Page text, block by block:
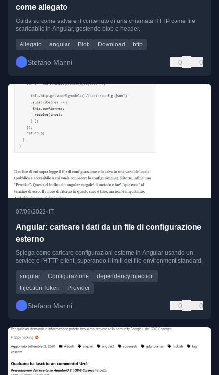
come allegato
Guida su come salvare il contenuto di una chiamata HTTP come file
scaricabile in Angular, gestendo blob e header.
Allegato angular Blob Download http
Stefano Manni 0 0
07/09/2022• IT
Angular: caricare i dati da un file di configurazione
esterno
Spiega come caricare configurazioni esterne in Angular usando un
service e l'HTTP client, superando i limiti dei file environment standard.
angular Configurazione
dependency injection
Injection Token
Provider
Stefano Manni 0 0